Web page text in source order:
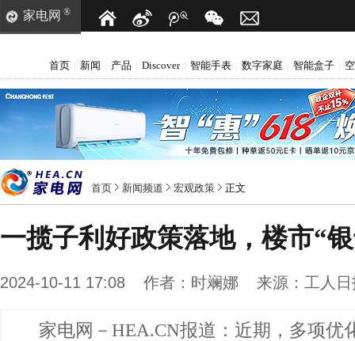
家电网 ®
首页 新闻 产品 Discover 智能手表 数字家庭 智能盒子
首页 新闻频道 宏观政策 正文
一揽子利好政策落地，楼市“
2024-10-11 17:08 作者： 时斓娜 来源： 工人
家电网－HEA.CN报道： 近期，多项优